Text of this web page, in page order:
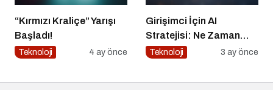
“Kırmızı Kraliçe” Yarışı
Başladı!
Teknoloji 4 ay önce
Girişimci İçin AI
Stratejisi: Ne Zaman
‘Build’, Ne Zaman ‘Buy’?
Teknoloji 3 ay önce